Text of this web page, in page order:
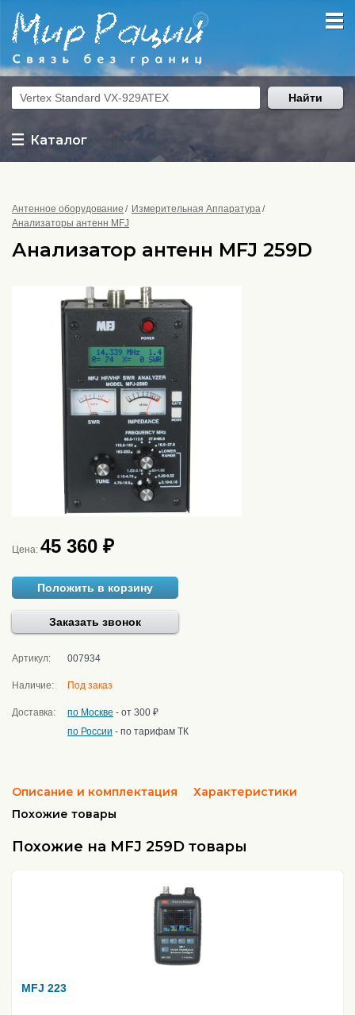
Каталог
Найти
Антенное оборудование
Измерительная Аппаратура
Анализаторы антенн MFJ
Анализатор антенн MFJ 259D
Цена: 45 360 ₽
Положить в корзину
Заказать звонок
Артикул: 007934
Наличие: Под заказ
Доставка: по Москве - от 300 ₽
по России - по тарифам ТК
Описание и комплектация
Характеристики
Похожие товары
Похожие на MFJ 259D товары
MFJ 223